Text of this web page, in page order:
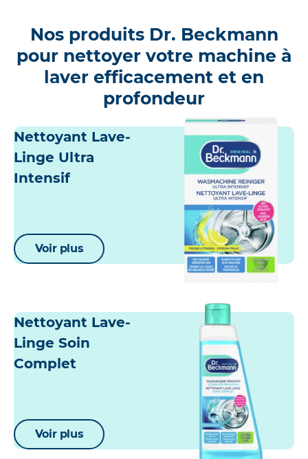
Nos produits Dr. Beckmann
pour nettoyer votre machine à
laver efficacement et en
profondeur
Nettoyant Lave-
Linge Ultra
Intensif
Voir plus
Nettoyant Lave-
Linge Soin
Complet
Voir plus